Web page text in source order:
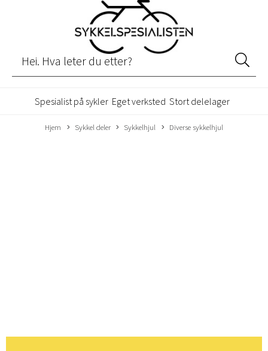
Spesialist på sykler Eget verksted Stort delelager
Hjem Sykkel deler Sykkelhjul Diverse sykkelhjul